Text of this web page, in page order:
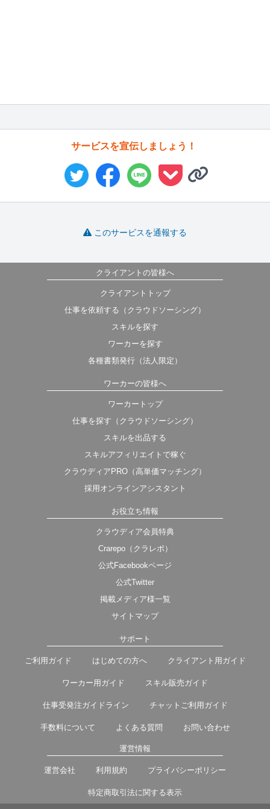
サービスを宣伝しましょう！
このサービスを通報する
クライアントの皆様へ
クライアントトップ
仕事を依頼する（クラウドソーシング）
スキルを探す
ワーカーを探す
各種書類発行（法人限定）
ワーカーの皆様へ
ワーカートップ
仕事を探す（クラウドソーシング）
スキルを出品する
スキルアフィリエイトで稼ぐ
クラウディアPRO（高単価マッチング）
採用オンラインアシスタント
お役立ち情報
クラウディア会員特典
Crarepo（クラレポ）
公式Facebookページ
公式Twitter
掲載メディア様一覧
サイトマップ
サポート
ご利用ガイド はじめての方へ クライアント用ガイド
ワーカー用ガイド スキル販売ガイド
仕事受発注ガイドライン チャットご利用ガイド
手数料について よくある質問 お問い合わせ
運営情報
運営会社 利用規約 プライバシーポリシー
特定商取引法に関する表示